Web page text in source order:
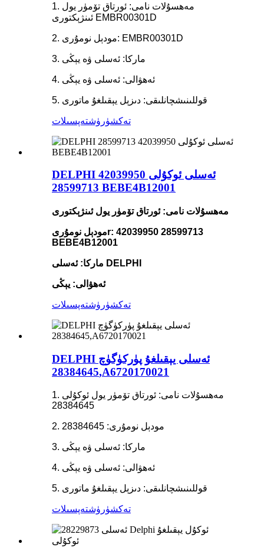
1. مەھسۇلات نامى: ئورتاق تۆمۈر يول
ئىنژېكتورى EMBR00301D
2. مودېل نومۇرى: EMBR00301D
3. ماركا: ئەسلى ۋە يېڭى
4. ئەھۋالى: ئەسلى ۋە يېڭى
5. قوللىنىشچانلىقى: دىزېل يېقىلغۇ ماتورى
تەكشۈرۈشتەپسىلات
DELPHI ئەسلى ئوكۇلى 42039950
28599713 BEBE4B12001
مەھسۇلات نامى: ئورتاق تۆمۈر يول ئىنژېكتورى
مودېل نومۇرىr: 42039950 28599713
BEBE4B12001
ماركا: ئەسلى DELPHI
ئەھۋالى: يېڭى
تەكشۈرۈشتەپسىلات
DELPHI ئەسلى يېقىلغۇ پۈركۈگۈچ
28384645,A6720170021
1. مەھسۇلات نامى: ئورتاق تۆمۈر يول ئوكۇلى
28384645
2. مودېل نومۇرى: 28384645
3. ماركا: ئەسلى ۋە يېڭى
4. ئەھۋالى: ئەسلى ۋە يېڭى
5. قوللىنىشچانلىقى: دىزېل يېقىلغۇ ماتورى
تەكشۈرۈشتەپسىلات